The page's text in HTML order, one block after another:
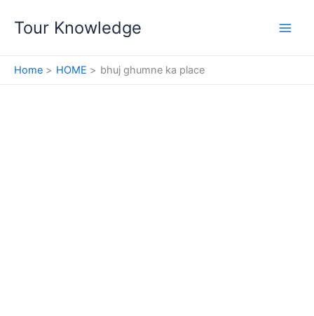
Tour Knowledge
Home HOME bhuj ghumne ka place